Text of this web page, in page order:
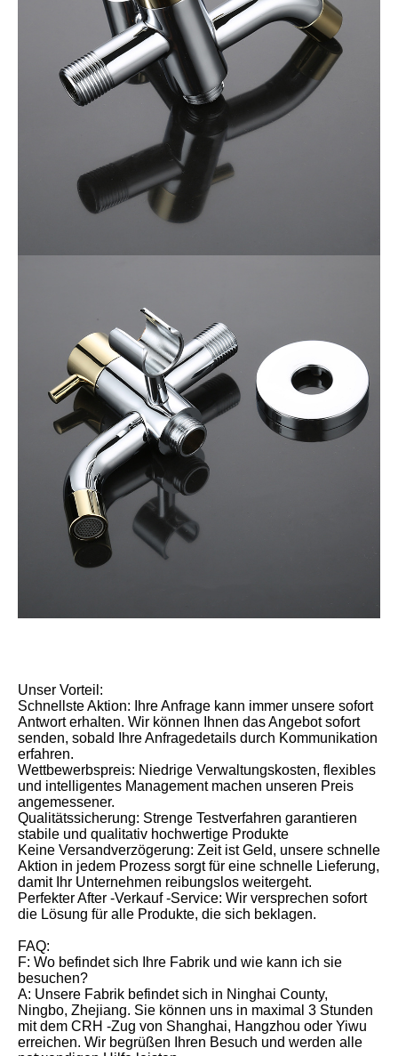
Unser Vorteil:
Schnellste Aktion: Ihre Anfrage kann immer unsere sofort
Antwort erhalten. Wir können Ihnen das Angebot sofort
senden, sobald Ihre Anfragedetails durch Kommunikation
erfahren.
Wettbewerbspreis: Niedrige Verwaltungskosten, flexibles
und intelligentes Management machen unseren Preis
angemessener.
Qualitätssicherung: Strenge Testverfahren garantieren
stabile und qualitativ hochwertige Produkte
Keine Versandverzögerung: Zeit ist Geld, unsere schnelle
Aktion in jedem Prozess sorgt für eine schnelle Lieferung,
damit Ihr Unternehmen reibungslos weitergeht.
Perfekter After -Verkauf -Service: Wir versprechen sofort
die Lösung für alle Produkte, die sich beklagen.
FAQ:
F: Wo befindet sich Ihre Fabrik und wie kann ich sie
besuchen?
A: Unsere Fabrik befindet sich in Ninghai County,
Ningbo, Zhejiang. Sie können uns in maximal 3 Stunden
mit dem CRH -Zug von Shanghai, Hangzhou oder Yiwu
erreichen. Wir begrüßen Ihren Besuch und werden alle